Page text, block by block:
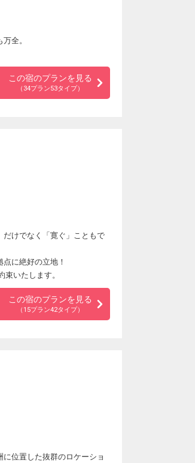
全。
この宿のプランを見る
（34プラン53タイプ）
けでなく「寛ぐ」こともで
に絶好の立地！
いたします。
この宿のプランを見る
（15プラン42タイプ）
位置した抜群のロケーショ